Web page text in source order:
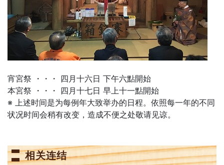
宵宮祭 ・・・ 四月十六日 下午六點開始
本宮祭 ・・・ 四月十七日 早上十一點開始
※ 上述时间是为每例年大致举办的日程。依照每一年的不同
状况时间会稍有改变，造成不便之处敬请见谅。
相关连结